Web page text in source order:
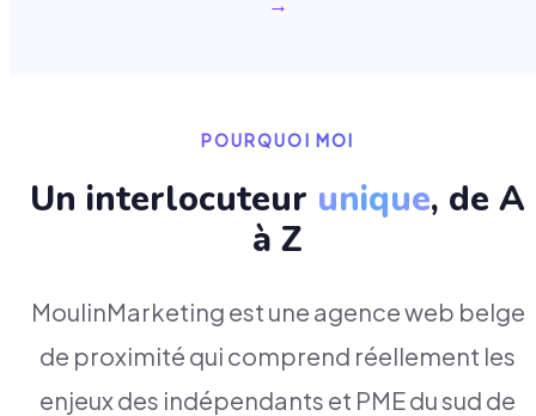
POURQUOI MOI
Un interlocuteur unique, de A
à Z
MoulinMarketing est une agence web belge
de proximité qui comprend réellement les
enjeux des indépendants et PME du sud de